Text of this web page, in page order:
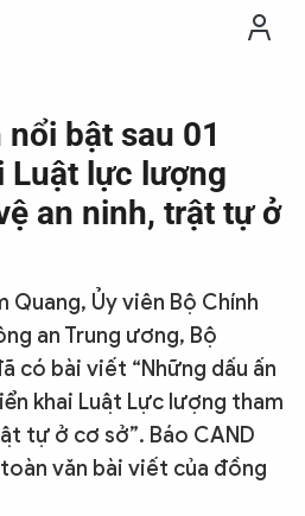
bật sau 01
Luật lực lượng
an ninh, trật tự ở
Ủy viên Bộ Chính
an Trung ương, Bộ
có bài viết “Những dấu ấn
khai Luật Lực lượng tham
tự ở cơ sở”. Báo CAND
văn bài viết của đồng